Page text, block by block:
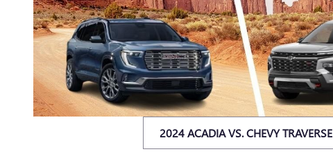
2024 ACADIA VS. CHEVY TRAVERSE